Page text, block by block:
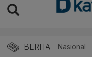
BERITA Nasional